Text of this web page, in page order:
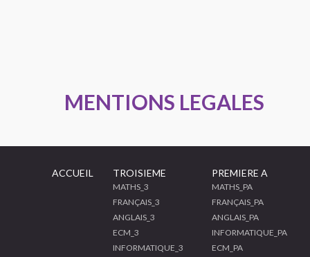
MENTIONS LEGALES
ACCUEIL TROISIEME
MATHS_3
FRANÇAIS_3
ANGLAIS_3
ECM_3
INFORMATIQUE_3
PREMIERE A
MATHS_PA
FRANÇAIS_PA
ANGLAIS_PA
INFORMATIQUE_PA
ECM_PA